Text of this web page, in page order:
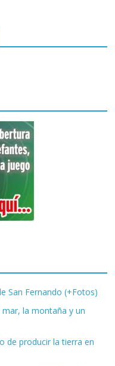
San Fernando (+Fotos)
mar, la montaña y un
de producir la tierra en